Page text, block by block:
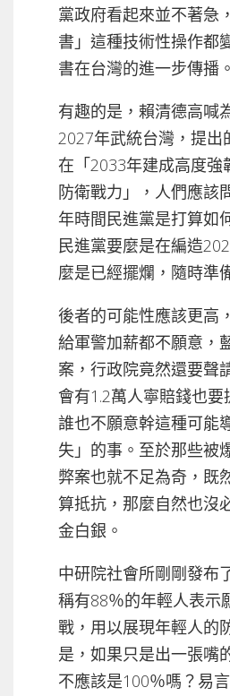
黨政府看起來並不著急
書」這種技術性操作都
書在台灣的進一步傳播。
有趣的是，賴清德高喊
2027年武統台灣，提出
在「2033年建成高度強
防衛戰力」，人們應該
年時間民進黨是打算如
民進黨要麼是在編造
麼是已經擺爛，隨時準
後者的可能性應該更高
給軍警加薪都不願意，
案，行政院竟然還要聲
會有1.2萬人寧賠錢也
誰也不願意幹這種可能
失」的事。至於那些被
弊案也就不足為奇，既
算抵抗，那麼自然也沒
金白銀。
中研院社會所剛剛發布
稱有88％的年輕人表示
戰，用以展現年輕人的
是，如果只是出一張嘴
不應該是100％嗎？易